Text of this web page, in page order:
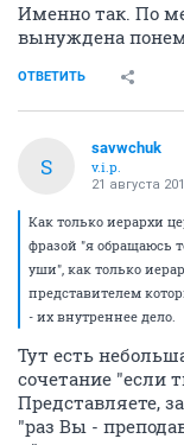
Именно так. По
вынуждена
ОТВЕТИТЬ
S
savwchuk
v.i.p.
21 августа
Как только иерархи
фразой "я обращаюсь
уши", как только
представителем
- их внутреннее дело.
Тут есть
сочетание "если
Представляете,
"раз Вы -